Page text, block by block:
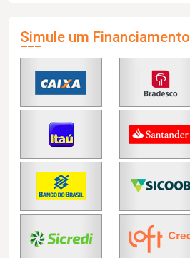
Simule um Financiamento